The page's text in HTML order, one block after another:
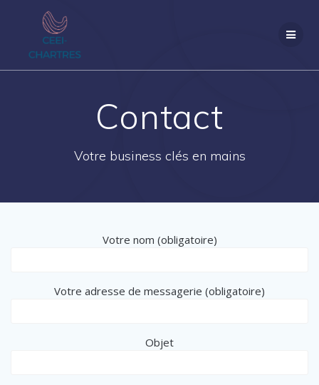
Contact
Votre business clés en mains
Votre nom (obligatoire)
Votre adresse de messagerie (obligatoire)
Objet